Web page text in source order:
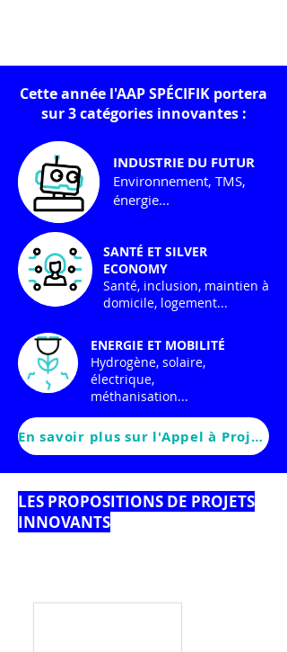
Cette année l'AAP SPÉCIFIK portera
sur 3 catégories innovantes :
INDUSTRIE DU FUTUR
Environnement, TMS,
énergie...
SANTÉ ET SILVER
ECONOMY
Santé, inclusion, maintien à
domicile, logement...
ENERGIE ET MOBILITÉ
Hydrogène, solaire,
électrique,
méthanisation...
En savoir plus sur l'Appel à Projets
LES PROPOSITIONS DE PROJETS
INNOVANTS